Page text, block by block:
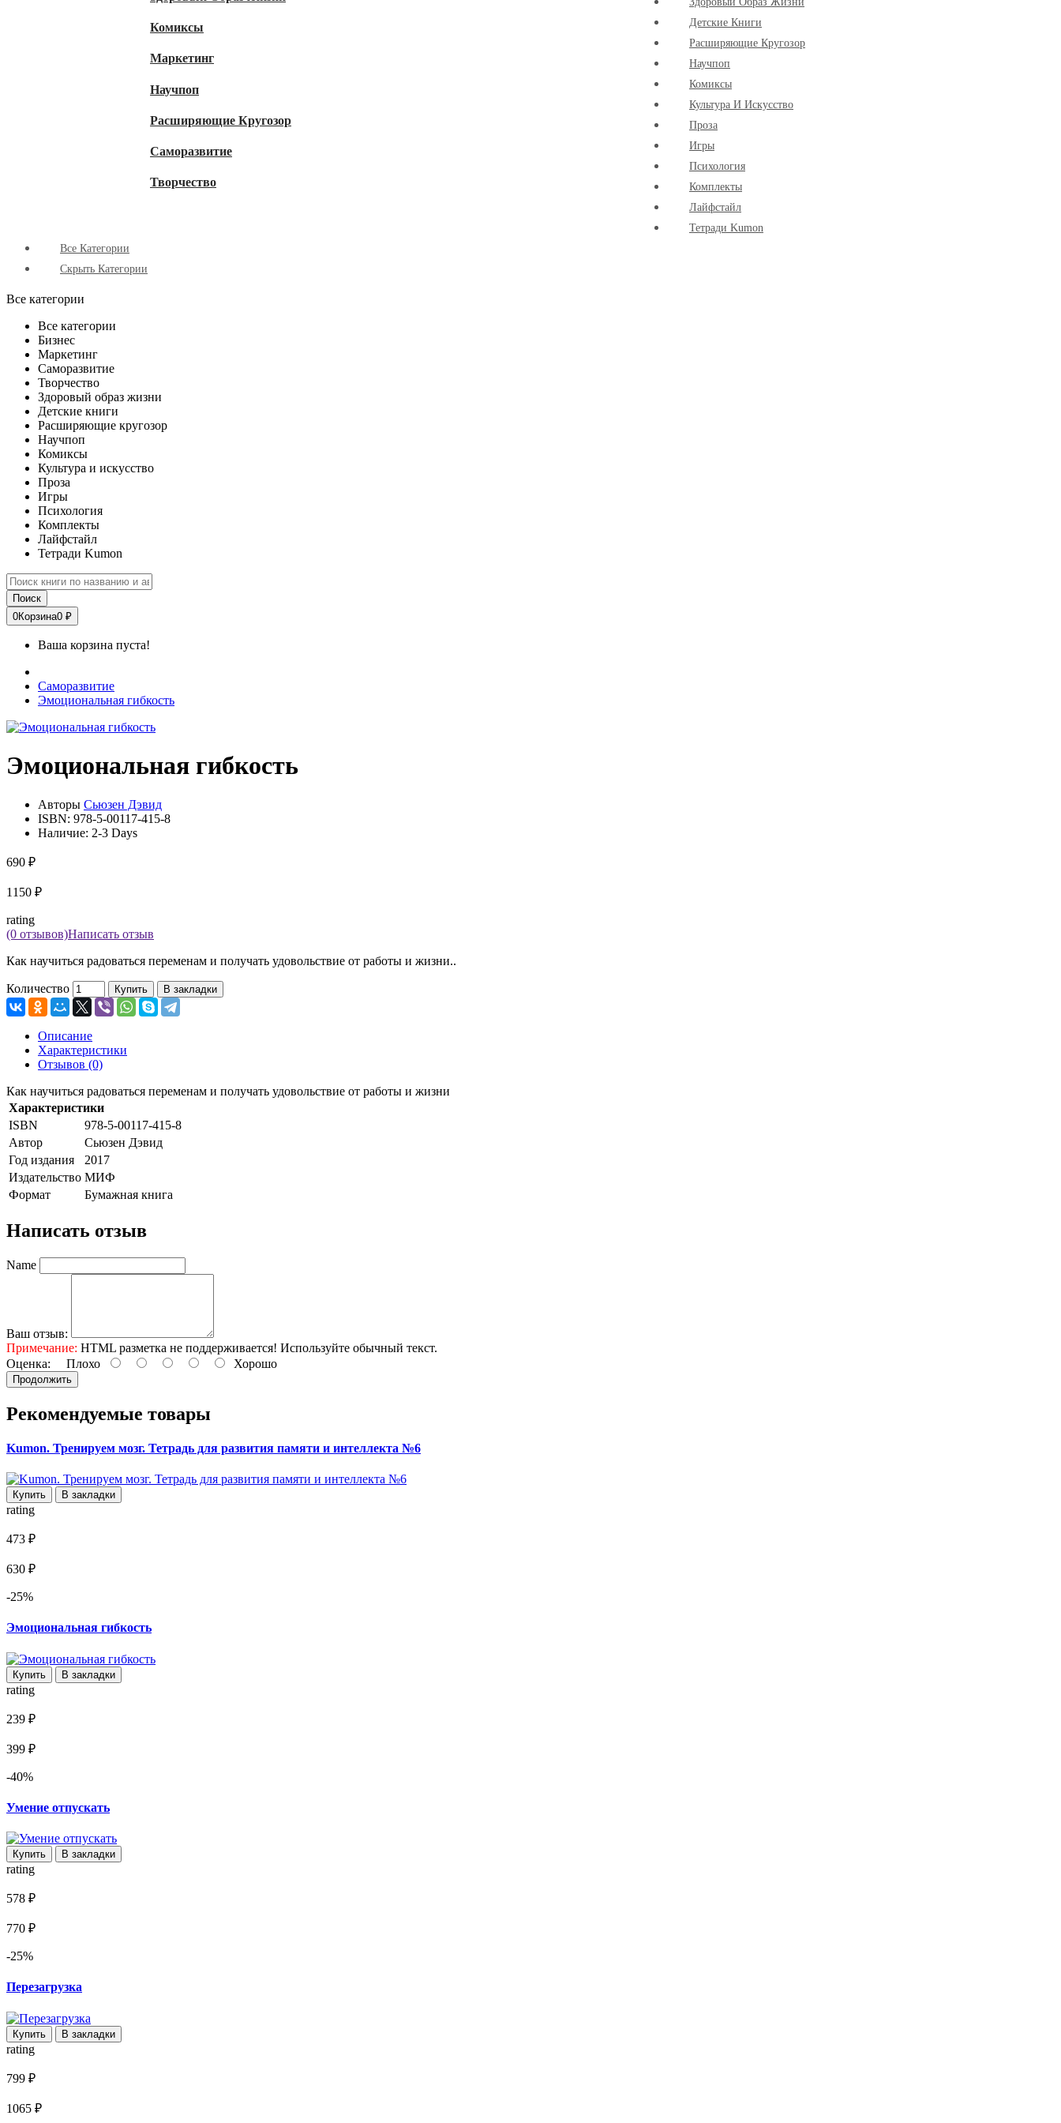
Комиксы
Маркетинг
Научпоп
Расширяющие Кругозор
Cаморазвитие
Творчество
Детские Книги
Расширяющие Кругозор
Научпоп
Комиксы
Культура И Искусство
Проза
Игры
Психология
Комплекты
Лайфстайл
Тетради Kumon
Все Категории
Скрыть Категории
Все категории
Все категории
Бизнес
Маркетинг
Саморазвитие
Творчество
Здоровый образ жизни
Детские книги
Расширяющие кругозор
Научпоп
Комиксы
Культура и искусство
Проза
Игры
Психология
Комплекты
Лайфстайл
Тетради Kumon
Поиск
0Корзина0 ₽
Ваша корзина пуста!
Саморазвитие
Эмоциональная гибкость
Эмоциональная гибкость
Авторы Сьюзен Дэвид
ISBN: 978-5-00117-415-8
Наличие: 2-3 Days
690 ₽
1150 ₽
rating
(0 отзывов)Написать отзыв
Как научиться радоваться переменам и получать удовольствие от работы и жизни..
Количество Купить В закладки
Описание
Характеристики
Отзывов (0)
Как научиться радоваться переменам и получать удовольствие от работы и жизни
Характеристики
ISBN
978-5-00117-415-8
Автор
Сьюзен Дэвид
Год издания
2017
Издательство МИФ
Формат
Бумажная книга
Написать отзыв
Name
Ваш отзыв:
Примечание: HTML разметка не поддерживается! Используйте обычный текст.
Оценка: Плохо Хорошо
Продолжить
Рекомендуемые товары
Kumon. Тренируем мозг. Тетрадь для развития памяти и интеллекта №6
Купить В закладки
rating
473 ₽
630 ₽
-25%
Эмоциональная гибкость
Купить В закладки
rating
239 ₽
399 ₽
-40%
Умение отпускать
Купить В закладки
rating
578 ₽
770 ₽
-25%
Перезагрузка
Купить В закладки
rating
799 ₽
1065 ₽